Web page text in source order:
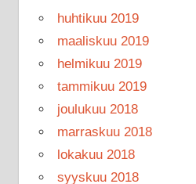
huhtikuu 2019
maaliskuu 2019
helmikuu 2019
tammikuu 2019
joulukuu 2018
marraskuu 2018
lokakuu 2018
syyskuu 2018